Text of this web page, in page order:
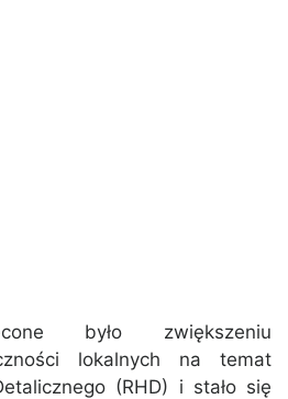
było zwiększeniu
lokalnych na temat
(RHD) i stało się